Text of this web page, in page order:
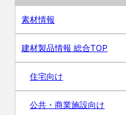
素材情報
建材製品情報 総合TOP
住宅向け
公共・商業施設向け